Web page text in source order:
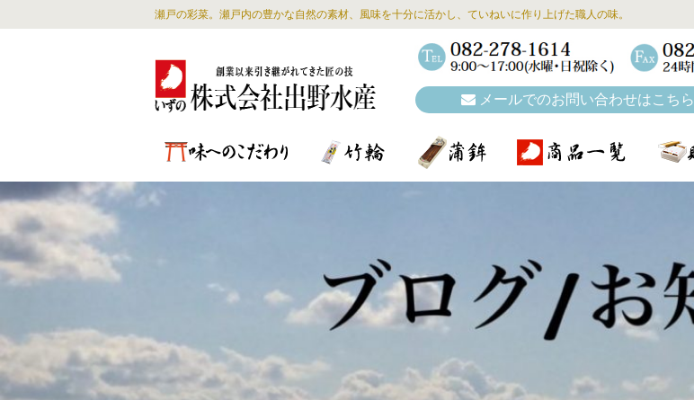
瀬戸の彩菜。瀬戸内の豊かな自然の素材、風味を十分に活かし、ていねいに作り上げた職人の味。
メールでのお問い合わせはこちら